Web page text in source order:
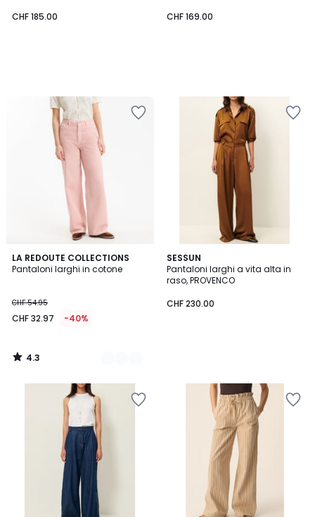
CHF 185.00
CHF 169.00
LA REDOUTE COLLECTIONS
Pantaloni larghi in cotone
CHF 54.95
CHF 32.97 -40%
4.3
/ 5
2
Colori
4.3
/
SESSUN
Pantaloni larghi a vita alta in
raso, PROVENCO
CHF 230.00